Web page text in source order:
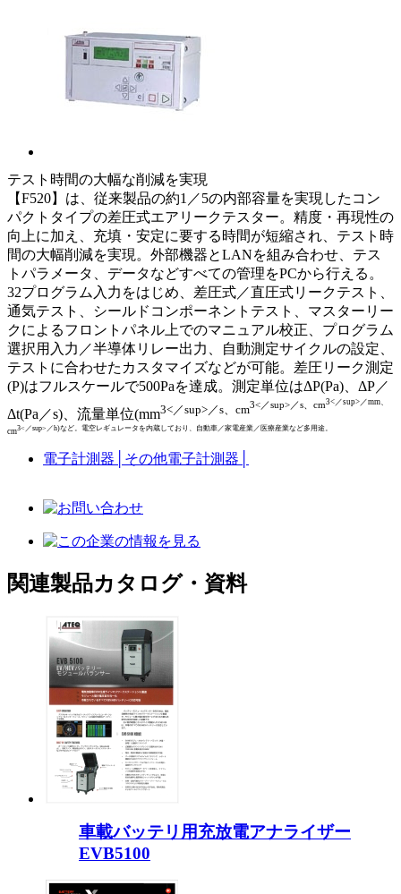
テスト時間の大幅な削減を実現
【F520】は、従来製品の約1／5の内部容量を実現したコン
パクトタイプの差圧式エアリークテスター。精度・再現性の
向上に加え、充填・安定に要する時間が短縮され、テスト時
間の大幅削減を実現。外部機器とLANを組み合わせ、テス
トパラメータ、データなどすべての管理をPCから行える。
32プログラム入力をはじめ、差圧式／直圧式リークテスト、
通気テスト、シールドコンポーネントテスト、マスターリー
クによるフロントパネル上でのマニュアル校正、プログラム
選択用入力／半導体リレー出力、自動測定サイクルの設定、
テストに合わせたカスタマイズなどが可能。差圧リーク測定
(P)はフルスケールで500Paを達成。測定単位はΔP(Pa)、ΔP／
Δt(Pa／s)、流量単位(mm3<／sup>／s、cm3<／sup>／s、cm3<／sup>／mm、
cm3<／sup>／h)など。電空レギュレータを内蔵しており、自動車／家電産業／医療産業など多用途。
電子計測器 その他電子計測器
関連製品カタログ・資料
車載バッテリ用充放電アナライザー
EVB5100